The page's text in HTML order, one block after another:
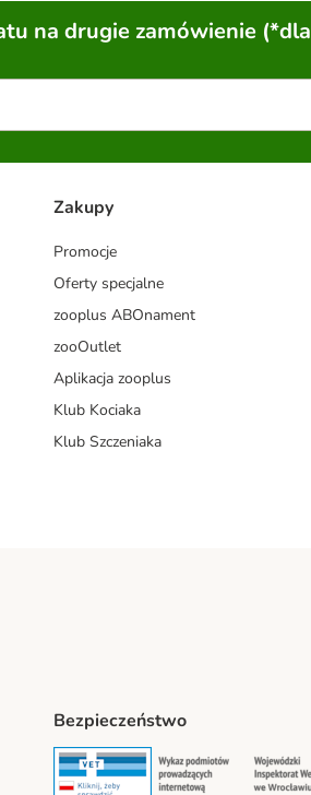
na drugie zamówienie (*dla
Zakupy
Promocje
Oferty specjalne
zooplus ABOnament
zooOutlet
Aplikacja zooplus
Klub Kociaka
Klub Szczeniaka
Bezpieczeństwo
Security Security